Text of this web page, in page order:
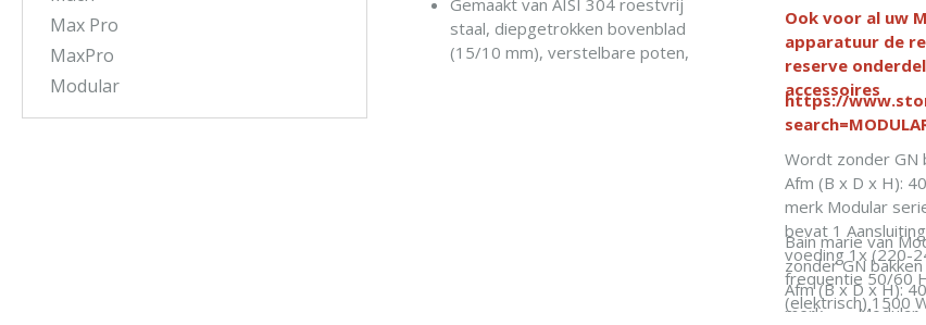
staal, diepgetrokken bovenblad
(15/10 mm), verstelbare poten,
Ook voor al uw
apparatuur de
reserve
accessoires
https://
Wordt zonder GN
Afm (B x D x H):
merk Modular
bevat 1
voeding 1x (220-
frequentie 50/60
(elektrisch) 1500
Bain marie van
zonder GN
Afm (B x D x H):
merk Modular
Max Pro
MaxPro
Modular